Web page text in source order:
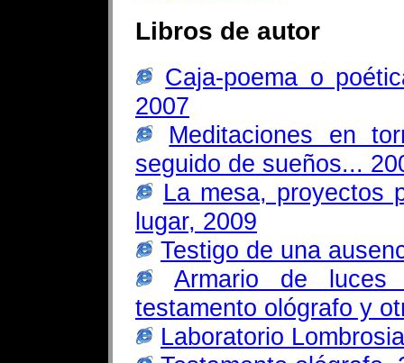
Libros de autor
Caja-poema o
2007
Meditaciones en
seguido de sueños...
La mesa, proyectos
lugar, 2009
Testigo de una
Armario de luces
testamento ológrafo y
Laboratorio